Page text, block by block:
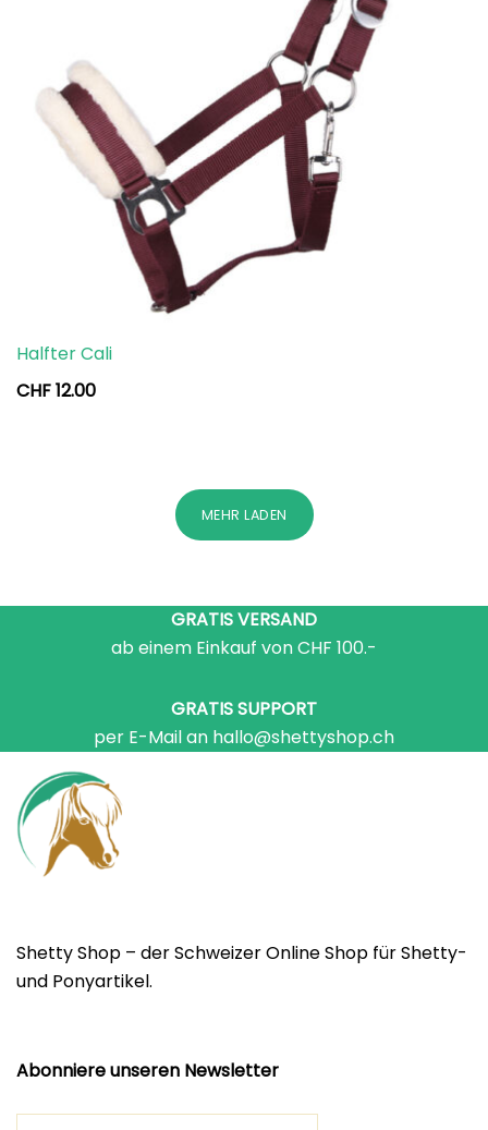
Halfter Cali
CHF12.00
MEHR LADEN
GRATIS VERSAND
ab einem Einkauf von CHF 100.-
GRATIS SUPPORT
per E-Mail an hallo@shettyshop.ch
Shetty Shop – der Schweizer Online Shop für Shetty-
und Ponyartikel.
Abonniere unseren Newsletter